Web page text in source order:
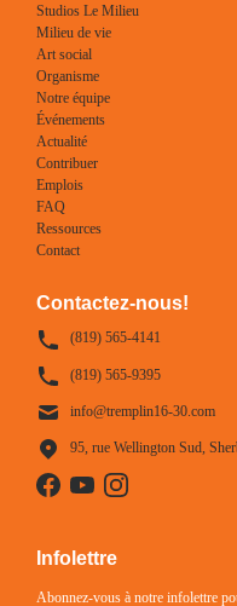
Studios Le Milieu
Milieu de vie
Art social
Organisme
Notre équipe
Événements
Actualité
Contribuer
Emplois
FAQ
Ressources
Contact
Contactez-nous!
(819) 565-4141
(819) 565-9395
info@tremplin16-30.com
95, rue Wellington Sud,
Infolettre
Abonnez-vous à notre infolettre